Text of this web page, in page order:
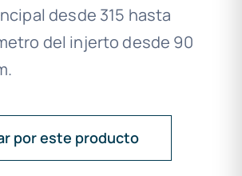
desde 315 hasta
del injerto desde 90
por este producto